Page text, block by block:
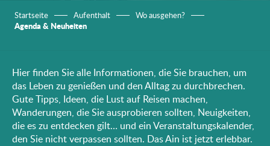
Startseite Aufenthalt Wo ausgehen?
Agenda & Neuheiten
Hier finden Sie alle Informationen, die Sie brauchen, um
das Leben zu genießen und den Alltag zu durchbrechen.
Gute Tipps, Ideen, die Lust auf Reisen machen,
Wanderungen, die Sie ausprobieren sollten, Neuigkeiten,
die es zu entdecken gilt… und ein Veranstaltungskalender,
den Sie nicht verpassen sollten. Das Ain ist jetzt erlebbar.